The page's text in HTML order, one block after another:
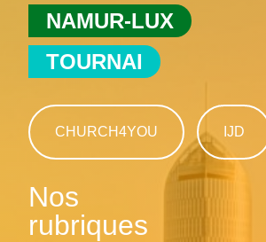
NAMUR-LUX
TOURNAI
CHURCH4YOU IJD
Nos
rubriques